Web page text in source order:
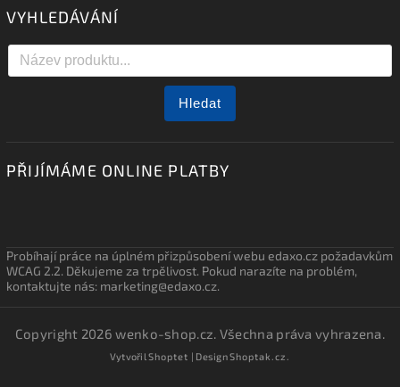
VYHLEDÁVÁNÍ
Hledat
PŘIJÍMÁME ONLINE PLATBY
Probíhají práce na úplném přizpůsobení webu edaxo.cz požadavkům
WCAG 2.2. Děkujeme za trpělivost. Pokud narazíte na problém,
kontaktujte nás: marketing@edaxo.cz.
Copyright 2026wenko-shop.cz. Všechna práva vyhrazena.
VytvořilShoptet | DesignShoptak.cz.